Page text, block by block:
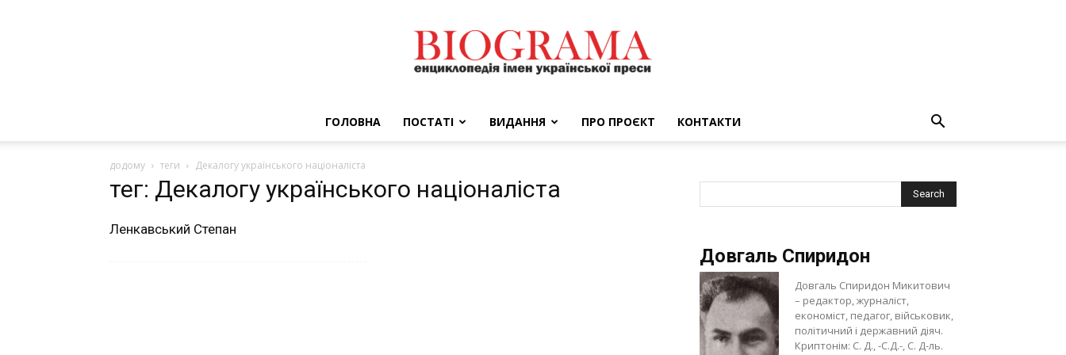
BIOGRAMA
ГОЛОВНА ПОСТАТІ ВИДАННЯ ПРО ПРОЄКТ КОНТАКТИ
додому теги Декалогу українського націоналіста
тег: Декалогу українського націоналіста
Ленкавський Степан
Довгаль Спиридон
Довгаль Спиридон Микитович
– редактор, журналіст,
економіст, педагог, військовик,
політичний і державний діяч.
Криптонім: С. Д., -С.Д.-, С. Д-ль.